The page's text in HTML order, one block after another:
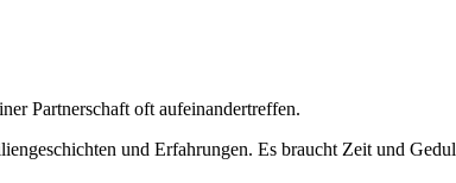
Partnerschaft oft aufeinandertreffen.
und Erfahrungen. Es braucht Zeit und